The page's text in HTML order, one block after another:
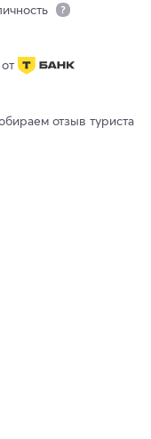
отзыв туриста